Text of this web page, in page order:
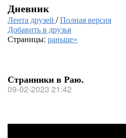
Дневник
Лента друзей /Полная версия
Добавить в друзья
Страницы: раньше»
Странники в Раю.
09-02-2023 21:42